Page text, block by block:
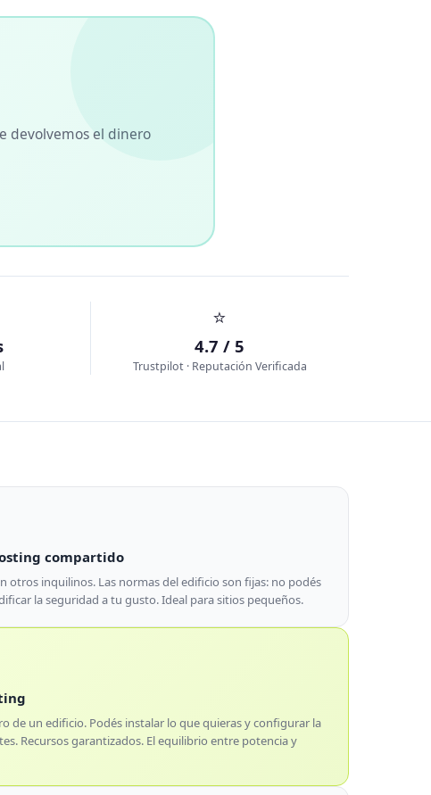
devolvemos el dinero
⭐
4.7 / 5
Trustpilot · Reputación Verificada
compartido
otros inquilinos. Las normas del edificio son fijas: no podés
la seguridad a tu gusto. Ideal para sitios pequeños.
de un edificio. Podés instalar lo que quieras y configurar la
Recursos garantizados. El equilibrio entre potencia y